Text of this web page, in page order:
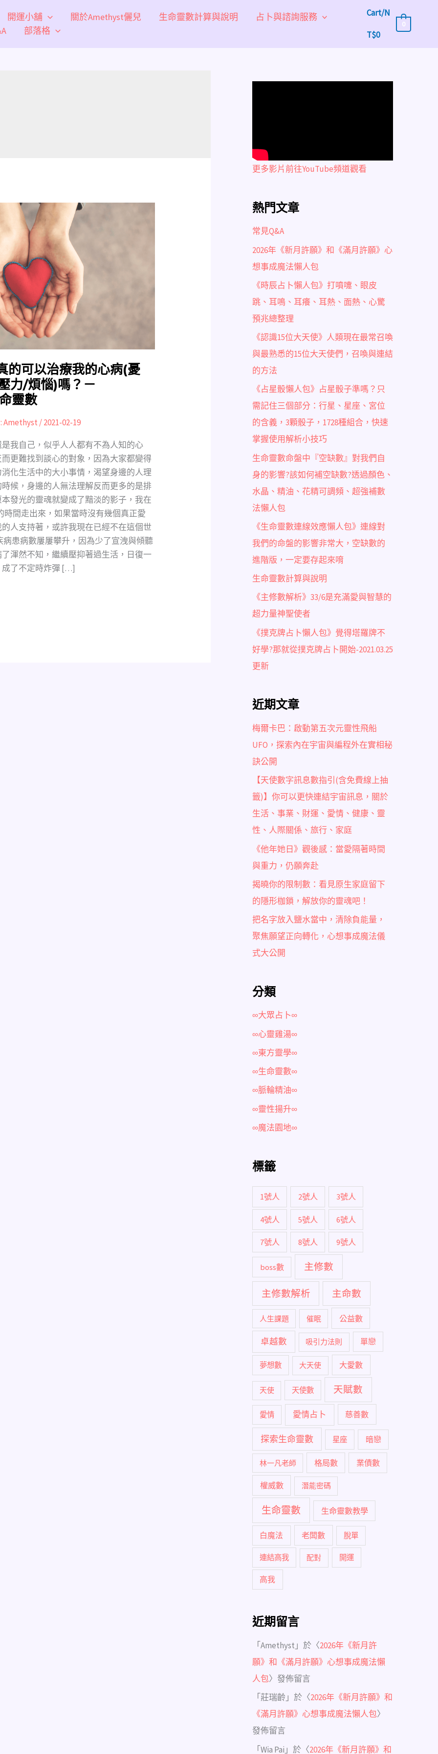
開運小舖 關於Amethyst儷兒 生命靈數計算與說明
占卜與諮詢服務
部落格
Cart/N
T$0
0
的可以治療我的心病(憂
力/煩惱)嗎？－
靈數
Amethyst /2021-02-19
我自己，似乎人人都有不為人知的心
更難找到談心的對象，因為大家都變得
化生活中的大小事情，渴望身邊的人理
候，身邊的人無法理解反而更多的是排
發光的靈魂就變成了黯淡的影子，我在
時間走出來，如果當時沒有幾個真正愛
人支持著，或許我現在已經不在這個世
患病數屢屢攀升，因為少了宣洩與傾聽
渾然不知，繼續壓抑著過生活，日復一
成了不定時炸彈 […]
更多影片前往YouTube頻道觀看
熱門文章
常見Q&A
2026年《新月許願》和《滿月許願》心
想事成魔法懶人包
《時辰占卜懶人包》打噴嚏、眼皮
跳、耳鳴、耳癢、耳熱、面熱、心驚
預兆總整理
《認識15位大天使》人類現在最常召喚
與最熟悉的15位大天使們，召喚與連結
的方法
《占星骰懶人包》占星骰子準嗎？只
需記住三個部分：行星、星座、宮位
的含義，3顆骰子，1728種組合，快速
掌握使用解析小技巧
生命靈數命盤中『空缺數』對我們自
身的影響?該如何補空缺數?透過顏色、
水晶、精油、花精可調頻、超強補數
法懶人包
《生命靈數連線效應懶人包》連線對
我們的命盤的影響非常大，空缺數的
進階版，一定要存起來唷
生命靈數計算與說明
《主修數解析》33/6是充滿愛與智慧的
超力量神聖使者
《撲克牌占卜懶人包》覺得塔羅牌不
好學?那就從撲克牌占卜開始-2021.03.25
更新
近期文章
梅爾卡巴：啟動第五次元靈性飛船
UFO，探索內在宇宙與編程外在實相秘
訣公開
【天使數字訊息數指引(含免費線上抽
籤)】你可以更快連結宇宙訊息，關於
生活、事業、財運、愛情、健康、靈
性、人際關係、旅行、家庭
《他年她日》觀後感：當愛隔著時間
與重力，仍願奔赴
揭曉你的限制數：看見原生家庭留下
的隱形枷鎖，解放你的靈魂吧！
把名字放入鹽水當中，清除負能量，
聚焦願望正向轉化，心想事成魔法儀
式大公開
分類
∞大眾占卜∞
∞心靈雞湯∞
∞東方靈學∞
∞生命靈數∞
∞脈輪精油∞
∞靈性揚升∞
∞魔法園地∞
標籤
1號人 2號人 3號人
4號人 5號人 6號人
7號人 8號人 9號人
boss數 主修數
主修數解析 主命數
人生課題 催眠 公益數
卓越數 吸引力法則 單戀
夢想數 大天使 大愛數
天使 天使數 天賦數
愛情 愛情占卜 慈善數
探索生命靈數 星座 暗戀
林一凡老師 格局數 業債數
權威數 潛能密碼
生命靈數 生命靈數教學
白魔法 老闆數 脫單
連結高我 配對 開運
高我
近期留言
「Amethyst 」於〈2026年《新月許
願》和《滿月許願》心想事成魔法懶
人包〉發佈留言
「莊瑞齡 」於〈2026年《新月許願》和
《滿月許願》心想事成魔法懶人包〉
發佈留言
「Wia Pai 」於〈2026年《新月許願》和